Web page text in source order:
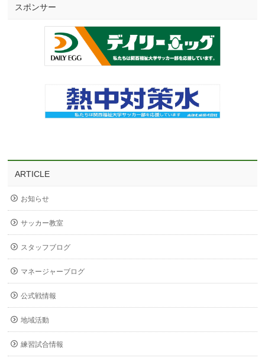
スポンサー
ARTICLE
お知らせ
サッカー教室
スタッフブログ
マネージャーブログ
公式戦情報
地域活動
練習試合情報